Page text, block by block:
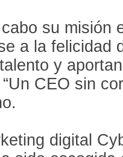
su misión
a la felicidad
y
CEO sin
digital